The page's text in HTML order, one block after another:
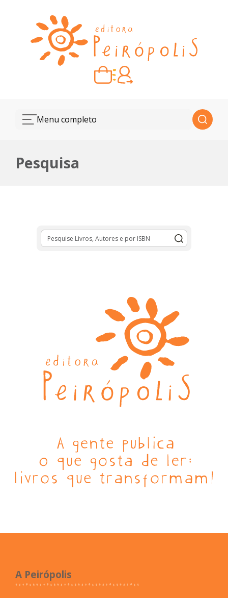
Carrinho vazio
Quando escolher seus livros, eles aparecem aqui.
Menu completo
Pesquisa
A Peirópolis